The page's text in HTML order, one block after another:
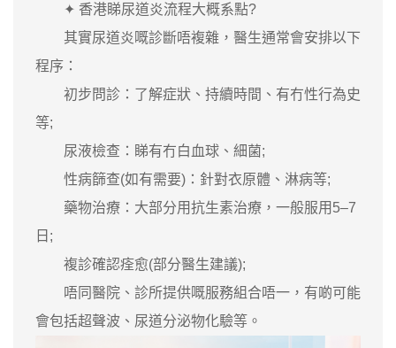
✦ 香港睇尿道炎流程大概系點?
其實尿道炎嘅診斷唔複雜，醫生通常會安排以下
程序：
初步問診：了解症狀、持續時間、有冇性行為史
等;
尿液檢查：睇有冇白血球、細菌;
性病篩查(如有需要)：針對衣原體、淋病等;
藥物治療：大部分用抗生素治療，一般服用5–7
日;
複診確認痊愈(部分醫生建議);
唔同醫院、診所提供嘅服務組合唔一，有啲可能
會包括超聲波、尿道分泌物化驗等。